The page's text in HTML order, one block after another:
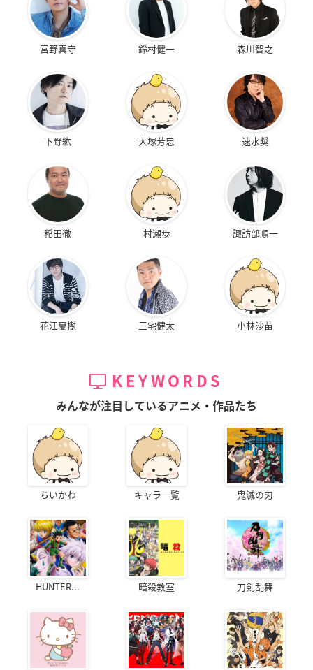
宮野真守 鈴村健一 森川智之
下野紘 大塚芳忠 速水奨
稲田徹 村瀬歩 諏訪部順一
花江夏樹 三宅健太 小林沙苗
KEYWORDS
みんなが注目しているアニメ・作品たち
ちいかわ キャラ一覧 鬼滅の刃
HUNTER... 暗殺教室 刀剣乱舞